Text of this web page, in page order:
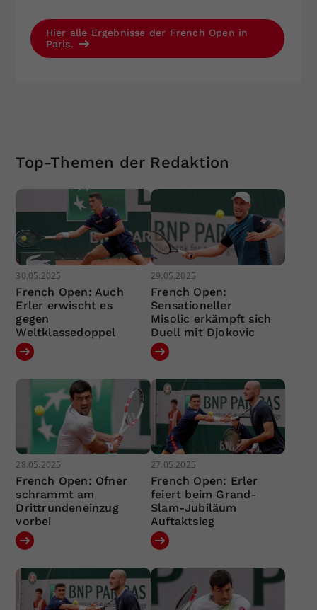
Hier alle Ergebnisse der French Open in
Paris.
Top-Themen der Redaktion
30.05.2025
French Open: Auch
Erler erwischt es
gegen
Weltklassedoppel
29.05.2025
French Open:
Sensationeller
Misolic erkämpft sich
Duell mit Djokovic
28.05.2025
French Open: Ofner
schrammt am
Drittrundeneinzug
vorbei
27.05.2025
French Open: Erler
feiert beim Grand-
Slam-Jubiläum
Auftaktsieg